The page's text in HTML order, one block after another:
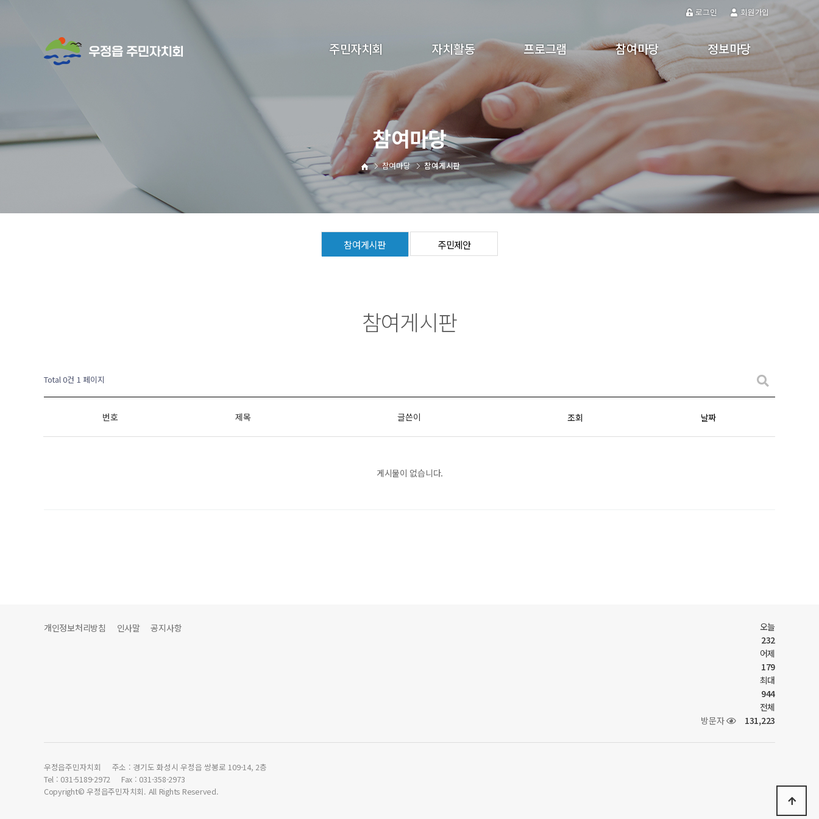
로그인 회원가입
주민자치회
연혁
조직구성
분과소개
운영 세칙
자치활동
분과사업
자료모음
회의록
프로그램
어린이 프로그램
성인 프로그램
특강
동아리 활동
참여마당
참여게시판
주민제안
정보마당
공지사항
자유게시판
참여게시판 주민제안
참여마당 참여게시판
참여마당
참여게시판
Total 0건 1 페이지
번호 제목 글쓴이 조회 날짜
게시물이 없습니다.
개인정보처리방침 인사말 공지사항
방문자
오늘
232
어제
179
최대
944
전체
131,223
우정읍주민자치회
주소 : 경기도 화성시 우정읍 쌍봉로 109-14, 2층
Tel : 031-5189-2972
Fax : 031-358-2973
Copyright© 우정읍주민자치회. All Rights Reserved.